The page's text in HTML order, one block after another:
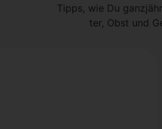
Tipps, wie Du
ter, Obst und